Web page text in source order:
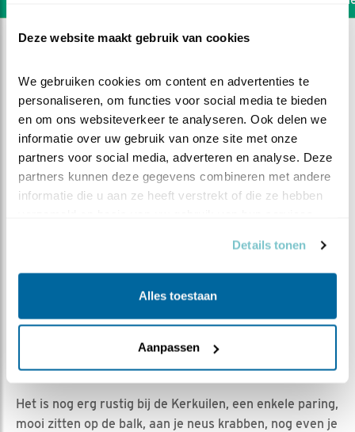
Deze website maakt gebruik van cookies
We gebruiken cookies om content en advertenties te
personaliseren, om functies voor social media te bieden
en om ons websiteverkeer te analyseren. Ook delen we
informatie over uw gebruik van onze site met onze
partners voor social media, adverteren en analyse. Deze
partners kunnen deze gegevens combineren met andere
informatie die u aan ze heeft verstrekt of die ze hebben
Details tonen
Alles toestaan
Aanpassen
Heel rustig
Ed Hoogkamer | Geplaatst op 29 februari 2024, 14:19 |
Vind ik leuk| Bewaar dit filmpje|
299x
Het is nog erg rustig bij de Kerkuilen, een enkele paring,
mooi zitten op de balk, aan je neus krabben, nog even je